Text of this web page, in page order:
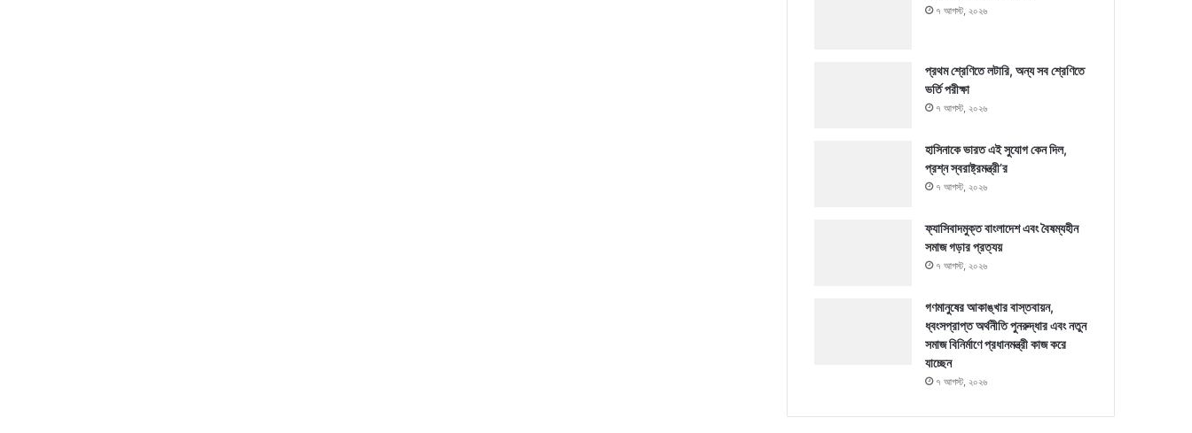
৭ আগস্ট, ২০২৬
প্রথম শ্রেণিতে লটারি, অন্য সব শ্রেণিতে
ভর্তি পরীক্ষা
৭ আগস্ট, ২০২৬
হাসিনাকে ভারত এই সুযোগ কেন দিল,
প্রশ্ন স্বরাষ্ট্রমন্ত্রী’র
৭ আগস্ট, ২০২৬
ফ্যাসিবাদমুক্ত বাংলাদেশ এবং বৈষম্যহীন
সমাজ গড়ার প্রত্যয়
৭ আগস্ট, ২০২৬
গণমানুষের আকাঙ্খার বাস্তবায়ন,
ধ্বংসপ্রাপ্ত অর্থনীতি পুনরুদ্ধার এবং নতুন
সমাজ বিনির্মাণে প্রধানমন্ত্রী কাজ করে
যাচ্ছেন
৭ আগস্ট, ২০২৬